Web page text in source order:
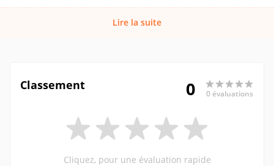
Lire la suite
Classement 0 0 évaluations
Cliquez, pour une évaluation rapide